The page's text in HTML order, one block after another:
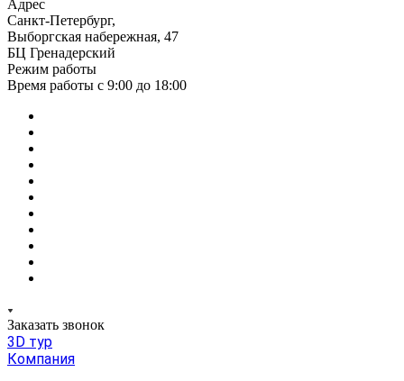
Адрес
Санкт-Петербург,
Выборгская набережная, 47
БЦ Гренадерский
Режим работы
Время работы с 9:00 до 18:00
Заказать звонок
3D тур
Компания